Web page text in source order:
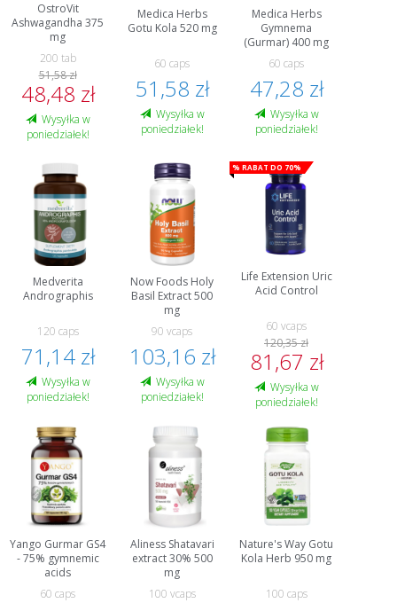
OstroVit
Ashwagandha 375
mg
200 tab
51,58 zł
48,48 zł
Wysyłka w
poniedziałek!
Medica Herbs
Gotu Kola 520 mg
60 caps
51,58 zł
Wysyłka w
poniedziałek!
Medica Herbs
Gymnema
(Gurmar) 400 mg
60 caps
47,28 zł
Wysyłka w
poniedziałek!
Medverita
Andrographis
120 caps
71,14 zł
Wysyłka w
poniedziałek!
Now Foods Holy
Basil Extract 500
mg
90 vcaps
103,16 zł
Wysyłka w
poniedziałek!
% Rabat do 70%
Life Extension Uric
Acid Control
60 vcaps
120,35 zł
81,67 zł
Wysyłka w
poniedziałek!
Yango Gurmar GS4
- 75% gymnemic
acids
60 caps
Aliness Shatavari
extract 30% 500
mg
100 vcaps
Nature's Way Gotu
Kola Herb 950 mg
100 caps